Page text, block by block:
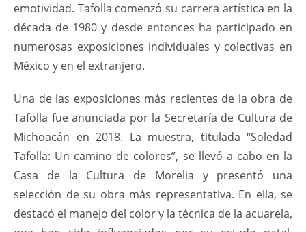
emotividad. Tafolla comenzó su carrera artística en la
década de 1980 y desde entonces ha participado en
numerosas exposiciones individuales y colectivas en
México y en el extranjero.
Una de las exposiciones más recientes de la obra de
Tafolla fue anunciada por la Secretaría de Cultura de
Michoacán en 2018. La muestra, titulada “Soledad
Tafolla: Un camino de colores”, se llevó a cabo en la
Casa de la Cultura de Morelia y presentó una
selección de su obra más representativa. En ella, se
destacó el manejo del color y la técnica de la acuarela,